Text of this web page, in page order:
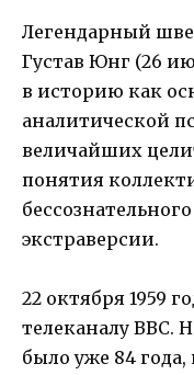
Легендарный
Густав Юнг (26
в историю как
аналитической
величайших
понятия
экстраверсии.
22 октября 1959
телеканалу BBC.
было уже 84 года,